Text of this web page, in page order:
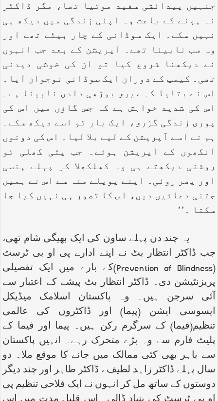
جنہیں پیدائشی سفید موتیا تھا، مگر ڈاکٹر
نہ ہونے کے باعث وہ اپنی زندگی میں دیکھ ہی
نہیں سکے۔ ایک سوڈانی کے چار بیٹے تھے اور
وہ سب نابینا تھے۔ آپریشن کے بعد جب انہوں
نے دیکھنا شروع کیا تو ان کی خوشی دیدنی
تھی۔ کیمپ کے دوران ایک سوڈانی نوجوان آیا۔
اس نے بتایا کہ میری بوڑھی دادی نابینا ہے۔
اس کی شدید خواہش ہے کہ جس گاؤں میں اس کی
پوری زندگی گزری، ایک بار تو اسے دیکھ سکے۔
ہم نے اسے آپریشن کے لیے بلا لیا۔ اس کی دونوں
آنکھوں کے آپریشن ہوئے۔ جب پٹی کھلی تو
روشنی دیکھتے ہی وہ کھلکھلا کر پہلے ہنسی
اور پھر روئی۔ اپنے پوپلے منہ سے اس نے ہمیں
جتنی دعائیں دیں، اس کا تصور ہی نہیں کیا جا
سکتا ۔’’
یہ چند دن پہلے ساون کی ایک بھیگی شام تھی،
جب ڈاکٹر انتظار بٹ نے اپنے ادارے پی او بی ٹرسٹ
(
Prevention of Blindness)کے بارے میں ایک تفصیلی
پریزنٹیشن دی۔ ڈاکٹر انتظار بٹ پیشے کے اعتبار سے
آئی سرجن ہیں۔ وہ پاکستان اسلامک میڈیکل
ایسوسی ایشن (پیما) اور ڈاکٹروں کی عالمی
تنظیم(فیما) کے سرگرم رکن ہیں۔ پیما اور فیما کے
پلیٹ فارم سے وہ بڑے متحرک رہے۔ انہیں پاکستان
سے باہر بھی کئی ممالک میں جانے کا موقع ملا۔ دو
سال پہلے ڈاکٹر زاہد لطیف ، ڈاکٹر طاہر اور چند دیگر
دوستوں کے ساتھ مل کر انہوں نے ایک فلاحی تنظیم پی